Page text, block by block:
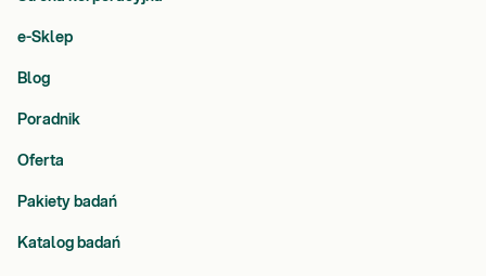
e-Sklep
Blog
Poradnik
Oferta
Pakiety badań
Katalog badań